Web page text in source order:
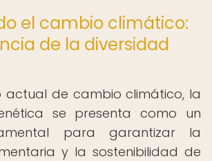
el cambio climático:
de la diversidad
actual de cambio climático, la
se presenta como un
para garantizar la
y la sostenibilidad de